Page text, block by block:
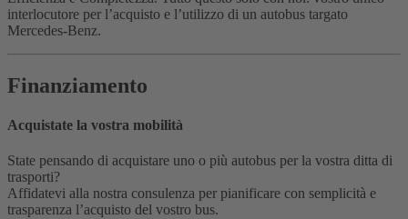
interlocutore per l’acquisto e l’utilizzo di un autobus targato
Mercedes-Benz.
Finanziamento
Acquistate la vostra mobilità
State pensando di acquistare uno o più autobus per la vostra ditta di
trasporti?
Affidatevi alla nostra consulenza per pianificare con semplicità e
trasparenza l’acquisto del vostro bus.